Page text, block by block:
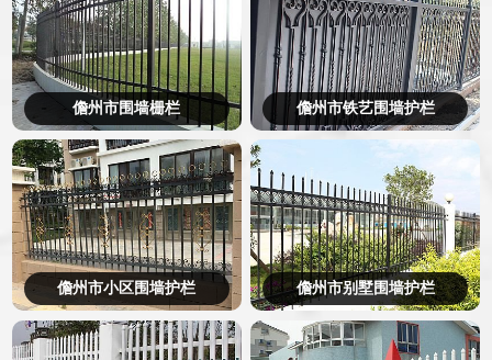
儋州市围墙栅栏 儋州市铁艺围墙护栏
儋州市小区围墙护栏 儋州市别墅围墙护栏